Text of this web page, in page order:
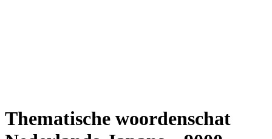
Thematische woordenschat